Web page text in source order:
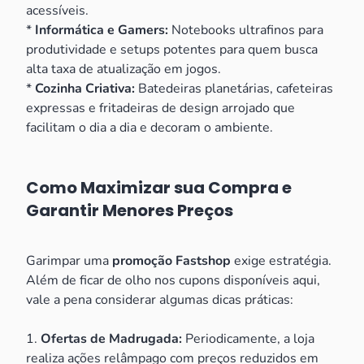
acessíveis.
* Informática e Gamers: Notebooks ultrafinos para
produtividade e setups potentes para quem busca
alta taxa de atualização em jogos.
*Cozinha Criativa: Batedeiras planetárias, cafeteiras
expressas e fritadeiras de design arrojado que
facilitam o dia a dia e decoram o ambiente.
Como Maximizar sua Compra e
Garantir Menores Preços
Garimpar uma promoção Fastshop exige estratégia.
Além de ficar de olho nos cupons disponíveis aqui,
vale a pena considerar algumas dicas práticas:
1. Ofertas de Madrugada: Periodicamente, a loja
realiza ações relâmpago com preços reduzidos em